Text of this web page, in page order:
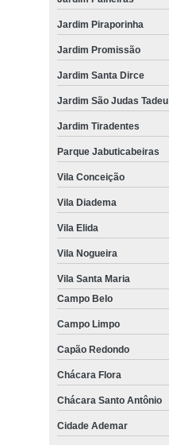
Jardim Piraporinha
Jardim Promissão
Jardim Santa Dirce
Jardim São Judas Tadeu
Jardim Tiradentes
Parque Jabuticabeiras
Vila Conceição
Vila Diadema
Vila Elida
Vila Nogueira
Vila Santa Maria
Campo Belo
Campo Limpo
Capão Redondo
Chácara Flora
Chácara Santo Antônio
Cidade Ademar